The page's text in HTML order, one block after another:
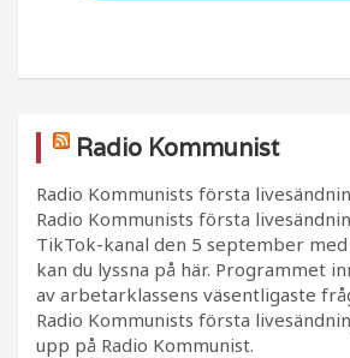
Radio Kommunist
Radio Kommunists första
Radio Kommunists första
TikTok-kanal den 5 september
kan du lyssna på här. Programmet
av arbetarklassens väsentligaste
Radio Kommunists första
upp på Radio Kommunist.